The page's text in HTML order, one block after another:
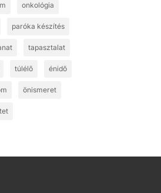
onkológia
paróka készítés
tapasztalat
túlélő énidő
önismeret